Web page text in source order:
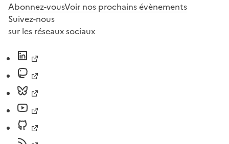
Abonnez-vousVoir nos prochains évènements
Suivez-nous
sur les réseaux sociaux